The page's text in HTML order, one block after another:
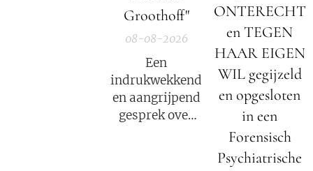
Groothoff"
08-08-2026
Een
indrukwekkend
en aangrijpend
gesprek over
ONTERECHT
en TEGEN
HAAR EIGEN
WIL gegijzeld
en opgesloten
in een
Forensisch
Psychiatrische